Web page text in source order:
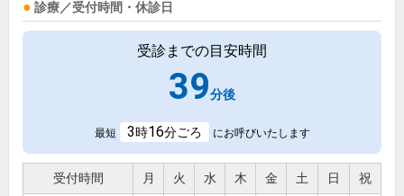
診療／受付時間・休診日
受診までの目安時間
39分後
最短 3時16分ごろ にお呼びいたします
受付時間 月 火 水 木 金 土 日 祝